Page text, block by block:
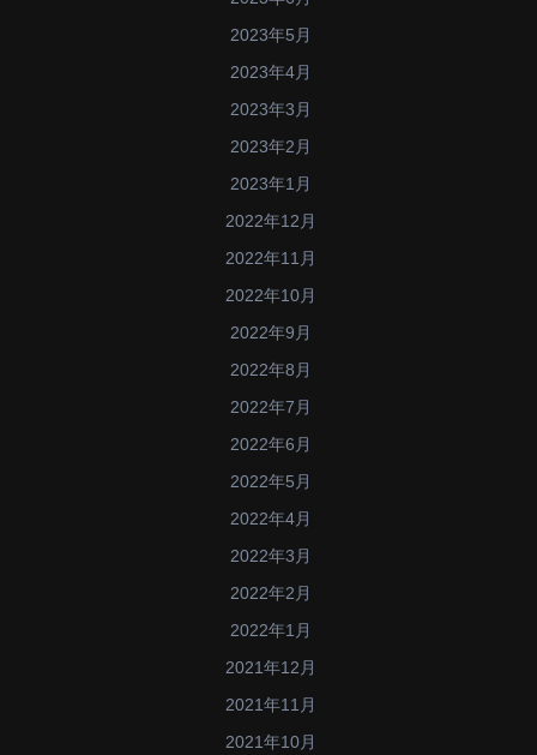
2023年5月
2023年4月
2023年3月
2023年2月
2023年1月
2022年12月
2022年11月
2022年10月
2022年9月
2022年8月
2022年7月
2022年6月
2022年5月
2022年4月
2022年3月
2022年2月
2022年1月
2021年12月
2021年11月
2021年10月